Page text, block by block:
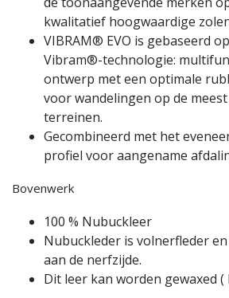
kwali­tatief hoog­waardige
VIBRAM® EVO is gebaseerd
Vibram®-tech­nologie:
ontwerp met een optimale
voor wande­lingen op de
terreinen.
Gecom­bineerd met het
profiel voor aangename
Bovenwerk
100 % Nubuckleer
Nubuckleder is volnerfleder
aan de nerfzijde.
Dit leer kan worden gewaxed